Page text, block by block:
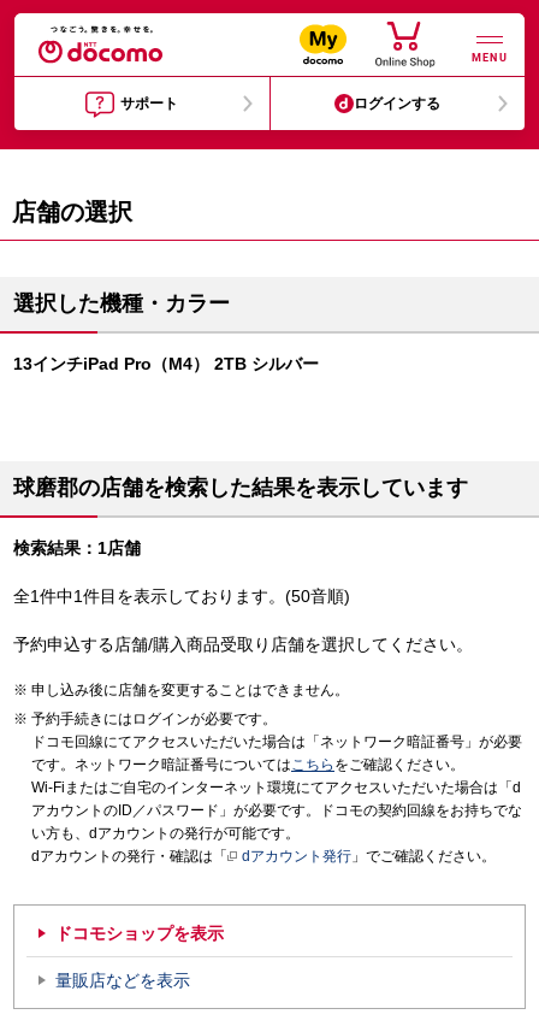
MENU
サポート ログインする
店舗の選択
選択した機種・カラー
13インチiPad Pro（M4） 2TB シルバー
球磨郡の店舗を検索した結果を表示しています
検索結果：1店舗
全1件中1件目を表示しております。(50音順)
予約申込する店舗/購入商品受取り店舗を選択してください。
申し込み後に店舗を変更することはできません。
予約手続きにはログインが必要です。
ドコモ回線にてアクセスいただいた場合は「ネットワーク暗証番号」が必要
です。ネットワーク暗証番号についてはこちら をご確認ください。
Wi-Fiまたはご自宅のインターネット環境にてアクセスいただいた場合は「d
アカウントのID／パスワード」が必要です。ドコモの契約回線をお持ちでな
い方も、dアカウントの発行が可能です。
dアカウントの発行・確認は「
dアカウント発行 」でご確認ください。
ドコモショップを表示
量販店などを表示